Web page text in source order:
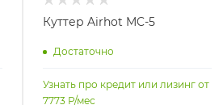
Куттер Airhot MC-5
Достаточно
Узнать про кредит или лизинг от
7773Р/мес